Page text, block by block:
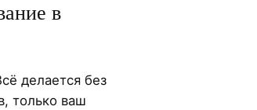
в
делается без
только ваш